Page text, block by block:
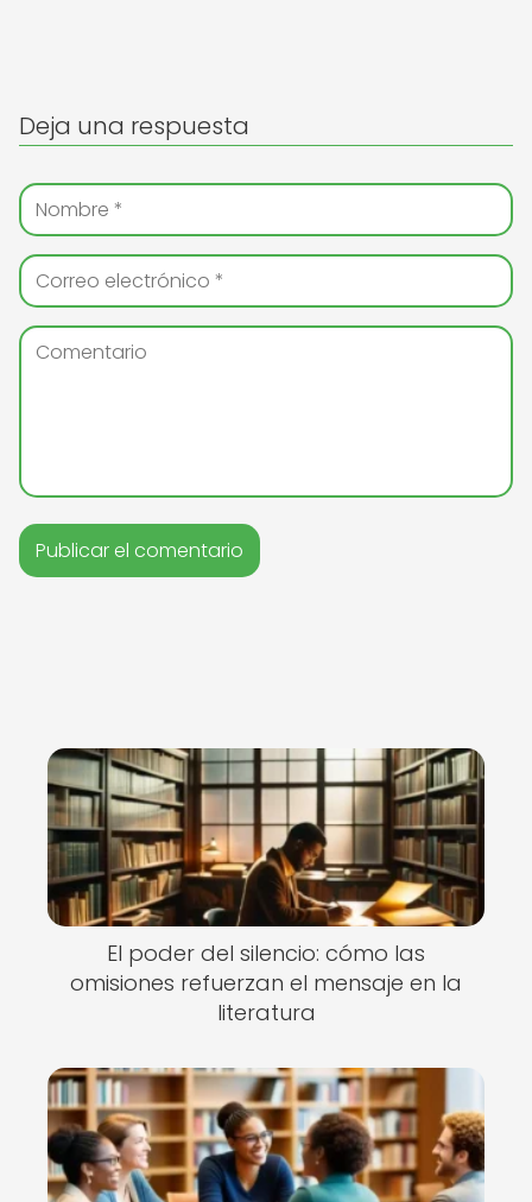
Deja una respuesta
El poder del silencio: cómo las
omisiones refuerzan el mensaje en la
literatura